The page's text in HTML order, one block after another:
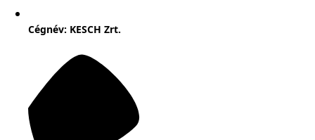
Cégnév: KESCH Zrt.